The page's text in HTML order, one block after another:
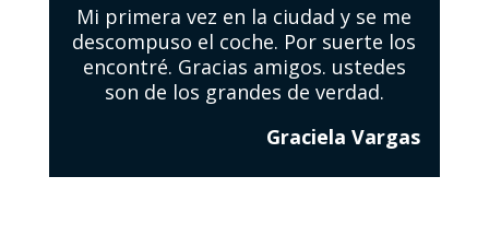
Mi primera vez en la ciudad y se me
descompuso el coche. Por suerte los
encontré. Gracias amigos. ustedes
son de los grandes de verdad.
Graciela Vargas